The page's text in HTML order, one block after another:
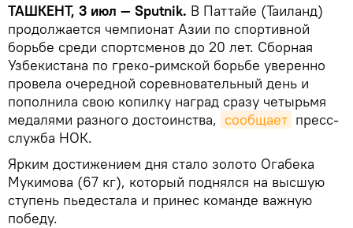
ТАШКЕНТ, 3 июл — Sputnik. В Паттайе (Таиланд)
продолжается чемпионат Азии по спортивной
борьбе среди спортсменов до 20 лет. Сборная
Узбекистана по греко-римской борьбе уверенно
провела очередной соревновательный день и
пополнила свою копилку наград сразу четырьмя
медалями разного достоинства, сообщает пресс-
служба НОК.
Ярким достижением дня стало золото Огабека
Мукимова (67 кг), который поднялся на высшую
ступень пьедестала и принес команде важную
победу.